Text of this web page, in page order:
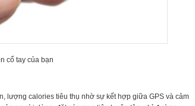
cổ tay của bạn
lượng calories tiêu thụ nhờ sự kết hợp giữa GPS và cảm